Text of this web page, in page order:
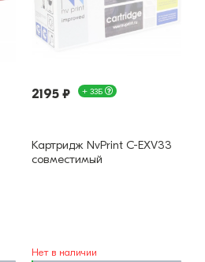
2195 ₽ + 33Б
Картридж NvPrint C-EXV33
совместимый
Нет в наличии